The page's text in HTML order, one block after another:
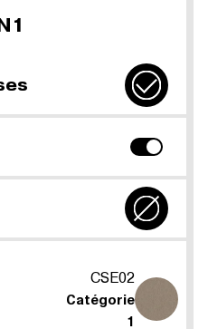
CSE02
Catégorie
1